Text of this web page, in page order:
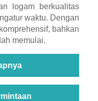
logam berkualitas
waktu. Dengan
bahkan
memulai.